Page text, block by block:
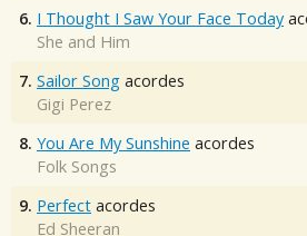
6. I Thought I Saw Your Face Today
She and Him
7. Sailor Song acordes
Gigi Perez
8. You Are My Sunshine acordes
Folk Songs
9. Perfect acordes
Ed Sheeran